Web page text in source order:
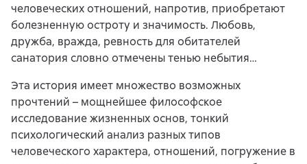
человеческих отношений, напротив, приобретают
болезненную остроту и значимость. Любовь,
дружба, вражда, ревность для обитателей
санатория словно отмечены тенью небытия…
Эта история имеет множество возможных
прочтений – мощнейшее философское
исследование жизненных основ, тонкий
психологический анализ разных типов
человеческого характера, отношений, погружение в